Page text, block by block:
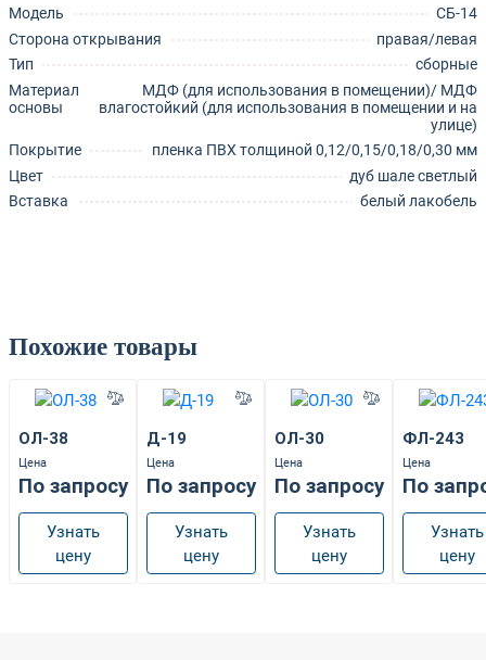
Модель
СБ-14
Сторона открывания
правая/левая
Тип
сборные
Материал
основы
МДФ (для использования в помещении)/ МДФ
влагостойкий (для использования в помещении и на
улице)
Покрытие
пленка ПВХ толщиной 0,12/0,15/0,18/0,30 мм
Цвет
дуб шале светлый
Вставка
белый лакобель
Похожие товары
ОЛ-38
Цена
По запросу
Узнать
цену
Д-19
Цена
По запросу
Узнать
цену
ОЛ-30
Цена
По запросу
Узнать
цену
ФЛ-243
Цена
По
Узнать
цену